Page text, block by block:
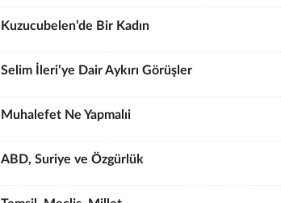
Kuzucubelen’de Bir Kadın
Selim İleri’ye Dair Aykırı Görüşler
Muhalefet Ne Yapmalıi
ABD, Suriye ve Özgürlük